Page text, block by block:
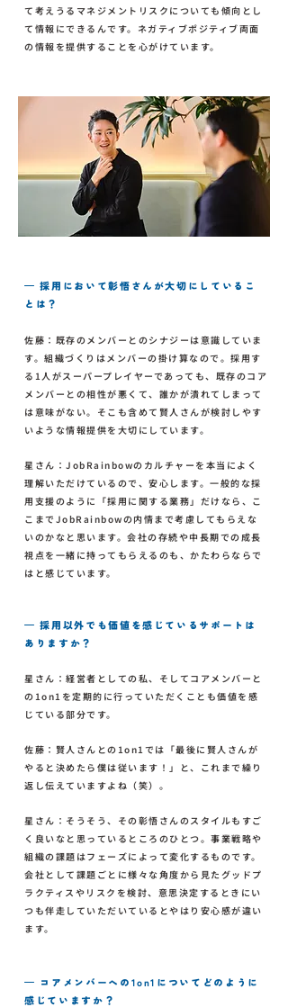
て考えうるマネジメントリスクについても傾向とし
て情報にできるんです。ネガティブポジティブ両面
の情報を提供することを心がけています。
— 採用において彰悟さんが大切にしているこ
とは？
佐藤：既存のメンバーとのシナジーは意識していま
す。組織づくりはメンバーの掛け算なので。採用す
る1人がスーパープレイヤーであっても、既存のコア
メンバーとの相性が悪くて、誰かが潰れてしまって
は意味がない。そこも含めて賢人さんが検討しやす
いような情報提供を大切にしています。
星さん：JobRainbowのカルチャーを本当によく
理解いただけているので、安心します。一般的な採
用支援のように「採用に関する業務」だけなら、こ
こまでJobRainbowの内情まで考慮してもらえな
いのかなと思います。会社の存続や中長期での成長
視点を一緒に持ってもらえるのも、かたわらならで
はと感じています。
— 採用以外でも価値を感じているサポートは
ありますか？
星さん：経営者としての私、そしてコアメンバーと
の1on1を定期的に行っていただくことも価値を感
じている部分です。
佐藤：賢人さんとの1on1では「最後に賢人さんが
やると決めたら僕は従います！」と、これまで繰り
返し伝えていますよね（笑）。
星さん：そうそう、その彰悟さんのスタイルもすご
く良いなと思っているところのひとつ。事業戦略や
組織の課題はフェーズによって変化するものです。
会社として課題ごとに様々な角度から見たグッドプ
ラクティスやリスクを検討、意思決定するときにい
つも伴走していただいているとやはり安心感が違い
ます。
— コアメンバーへの1on1についてどのように
感じていますか？